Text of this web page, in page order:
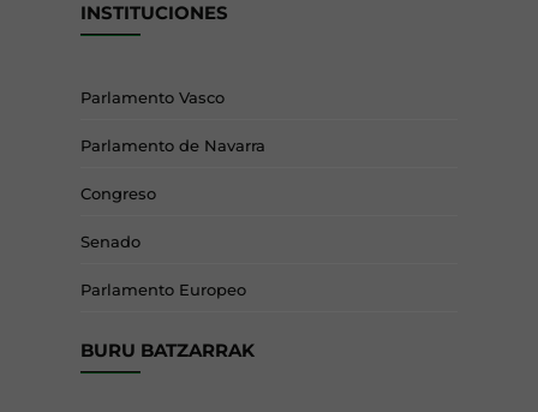
INSTITUCIONES
Parlamento Vasco
Parlamento de Navarra
Congreso
Senado
Parlamento Europeo
BURU BATZARRAK